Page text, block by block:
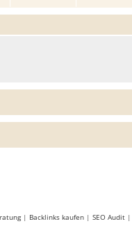
| Backlinks kaufen| SEO Audit|